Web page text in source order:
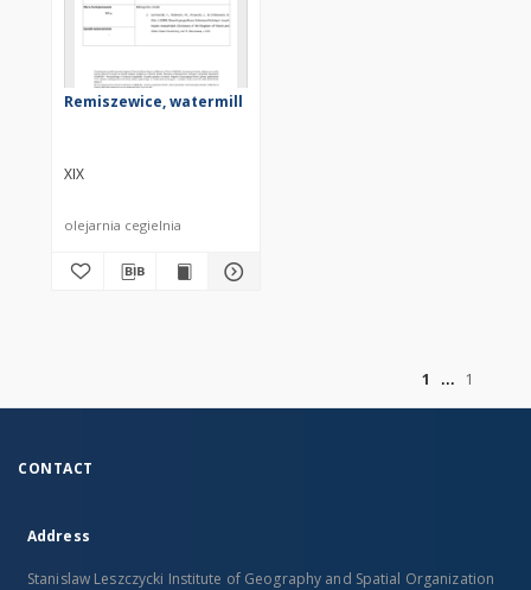
Remiszewice, watermill
XIX
olejarnia cegielnia
1
1
CONTACT
Address
Stanislaw Leszczycki Institute of Geography and Spatial Organization